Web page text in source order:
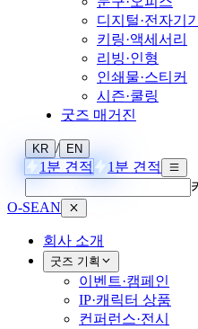
디지털·전자기기
키링·액세서리
리빙·인형
인쇄물·스티커
시즌·쿨링
굿즈 매거진
KR / EN
1분 견적
1분 견적
O-SEAN
회사 소개
굿즈 기획
이벤트·캠페인
IP·캐릭터 상품
컨퍼런스·전시